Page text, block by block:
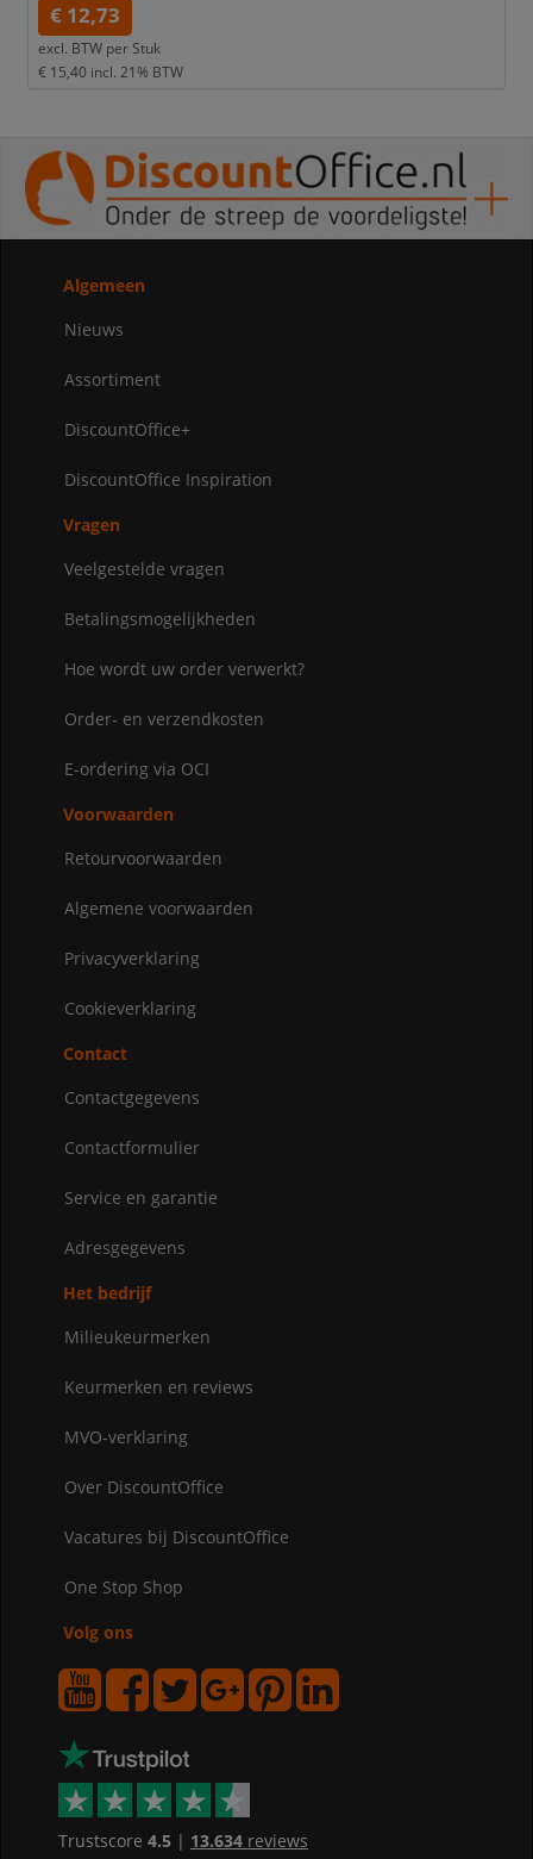
€ 12,73
excl. BTW per Stuk
€ 15,40 incl. 21% BTW
Algemeen
Nieuws
Assortiment
DiscountOffice+
DiscountOffice Inspiration
Vragen
Veelgestelde vragen
Betalingsmogelijkheden
Hoe wordt uw order verwerkt?
Order- en verzendkosten
E-ordering via OCI
Voorwaarden
Retourvoorwaarden
Algemene voorwaarden
Privacyverklaring
Cookieverklaring
Contact
Contactgegevens
Contactformulier
Service en garantie
Adresgegevens
Het bedrijf
Milieukeurmerken
Keurmerken en reviews
MVO-verklaring
Over DiscountOffice
Vacatures bij DiscountOffice
One Stop Shop
Volg ons
Trustscore 4.5| 13.634reviews